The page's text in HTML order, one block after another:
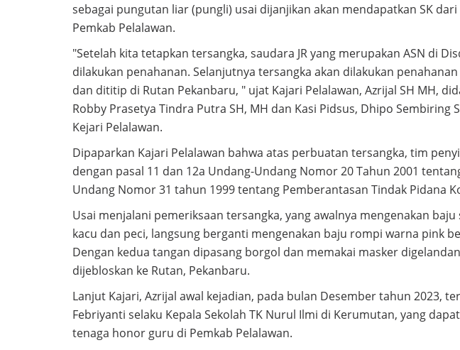
sebagai pungutan liar (pungli) usai dijanjikan akan mendapatkan SK
Pemkab Pelalawan.
"Setelah kita tetapkan tersangka, saudara JR yang merupakan ASN di
dilakukan penahanan. Selanjutnya tersangka akan dilakukan
dan dititip di Rutan Pekanbaru, " ujat Kajari Pelalawan, Azrijal SH MH,
Robby Prasetya Tindra Putra SH, MH dan Kasi Pidsus, Dhipo Sembiring
Kejari Pelalawan.
Dipaparkan Kajari Pelalawan bahwa atas perbuatan tersangka, tim
dengan pasal 11 dan 12a Undang-Undang Nomor 20 Tahun 2001
Undang Nomor 31 tahun 1999 tentang Pemberantasan Tindak Pidana
Usai menjalani pemeriksaan tersangka, yang awalnya mengenakan
kacu dan peci, langsung berganti mengenakan baju rompi warna pink
Dengan kedua tangan dipasang borgol dan memakai masker
dijebloskan ke Rutan, Pekanbaru.
Lanjut Kajari, Azrijal awal kejadian, pada bulan Desember tahun 2023,
Febriyanti selaku Kepala Sekolah TK Nurul Ilmi di Kerumutan, yang
tenaga honor guru di Pemkab Pelalawan.